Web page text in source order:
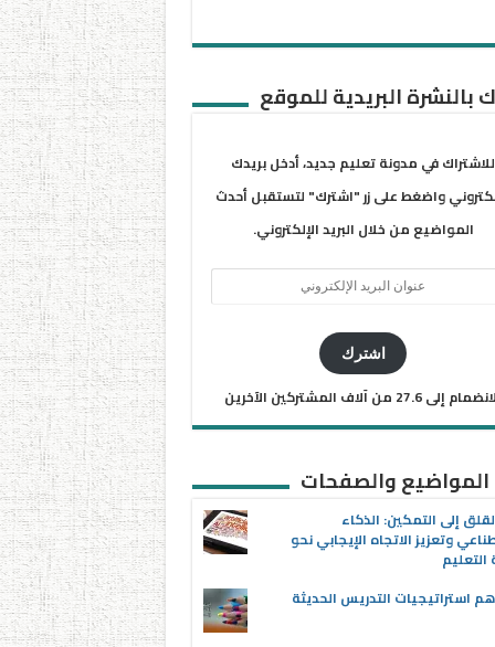
بالنشرة البريدية للموقع
للاشتراك في مدونة تعليم جديد، أدخل بريدك
واضغط على زر "اشترك" لتستقبل أحدث
المواضيع من خلال البريد الإلكتروني.
اشترك
إلى 27.6 من آلاف المشتركين الآخرين
المواضيع والصفحات
إلى التمكين: الذكاء
وتعزيز الاتجاه الإيجابي نحو
استراتيجيات التدريس الحديثة